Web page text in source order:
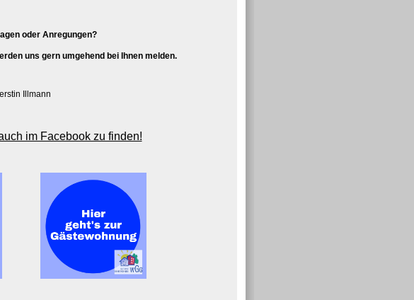
oder Anregungen?
uns gern umgehend bei Ihnen melden.
Illmann
im Facebook zu finden!